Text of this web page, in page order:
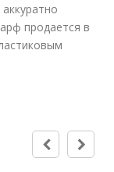
продается в